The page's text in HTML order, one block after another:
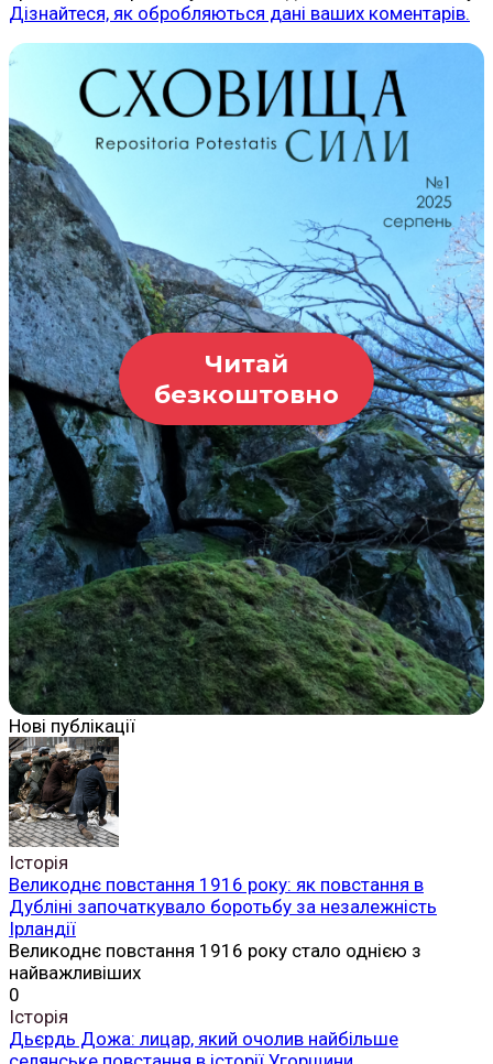
Дізнайтеся, як обробляються дані ваших коментарів.
Читай
безкоштовно
Нові публікації
Історія
Великоднє повстання 1916 року: як повстання в
Дубліні започаткувало боротьбу за незалежність
Ірландії
Великоднє повстання 1916 року стало однією з
найважливіших
0
Історія
Дьєрдь Дожа: лицар, який очолив найбільше